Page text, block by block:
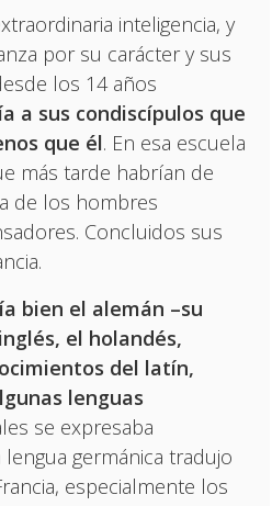
inteligencia, y
por su carácter y sus
los 14 años
a sus condiscípulos que
que él. En esa escuela
más tarde habrían de
de los hombres
Concluidos sus
bien el alemán –su
el holandés,
del latín,
lenguas
se expresaba
germánica tradujo
especialmente los